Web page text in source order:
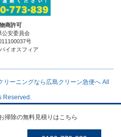
商許可
公安委員会
号
イオスフィア
リーニングなら広島クリーン急便へAll
Reserved.
掃除の無料見積りはこちら